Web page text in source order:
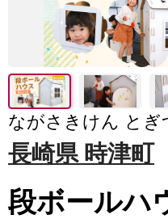
ながさきけん とぎ
長崎県 時津町
段ボールハ